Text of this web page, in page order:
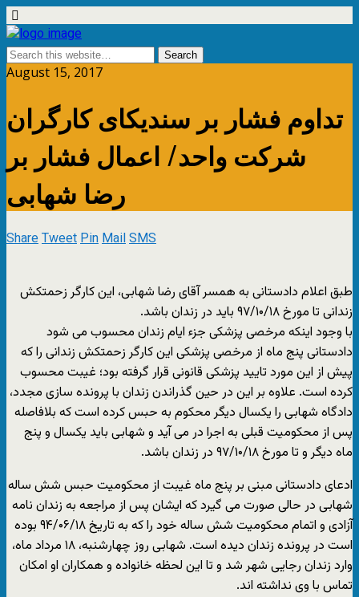
August 15, 2017
تداوم فشار بر سندیکای کارگران
شرکت واحد/ اعمال فشار بر
رضا شهابی
ShareTweetPinMailSMS
طبق اعلام دادستانی به همسر آقای رضا شهابی، این کارگر زحمتکش
زندانی تا مورخ ۹۷/۱۰/۱۸ باید در زندان باشد.
با وجود اینکه مرخصی پزشکی جزء ایام زندان محسوب می شود
دادستانی پنج ماه از مرخصی پزشکی این کارگر زحمتکش زندانی را که
پیش از این مورد تایید پزشکی قانونی قرار گرفته بود؛ غیبت محسوب
کرده است. علاوه بر این در حین گذراندن زندان با پرونده سازی مجدد،
دادگاه شهابی را یکسال دیگر محکوم به حبس کرده است که بلافاصله
پس از محکومیت قبلی به اجرا در می آید و شهابی باید یکسال و پنج
ماه دیگر و تا مورخ ۹۷/۱۰/۱۸ در زندان باشد.
ادعای دادستانی مبنی بر پنج ماه غیبت از محکومیت حبس شش ساله
شهابی در حالی صورت می گیرد که ایشان پس از مراجعه به زندان نامه
آزادی و اتمام محکومیت شش ساله خود را که به تاریخ ۹۴/۰۶/۱۸ بوده
است در پرونده زندان دیده است. شهابی روز چهارشنبه، ۱۸ مرداد ماه،
وارد زندان رجایی شهر شد و تا این لحظه خانواده و همکاران او امکان
تماس با وی نداشته اند.